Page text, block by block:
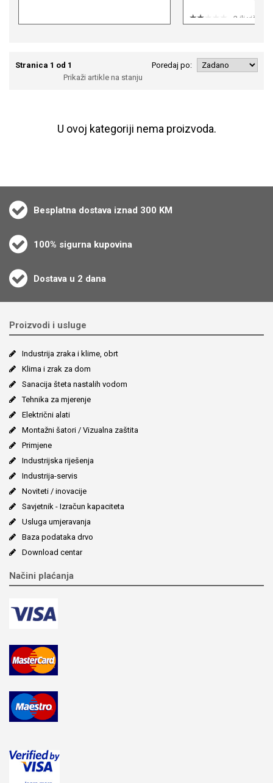
2 ili više
Stranica 1 od 1
Poredaj po:
Prikaži artikle na stanju
U ovoj kategoriji nema proizvoda.
Besplatna dostava iznad 300 KM
100% sigurna kupovina
Dostava u 2 dana
Proizvodi i usluge
Industrija zraka i klime, obrt
Klima i zrak za dom
Sanacija šteta nastalih vodom
Tehnika za mjerenje
Električni alati
Montažni šatori / Vizualna zaštita
Primjene
Industrijska riješenja
Industrija-servis
Noviteti / inovacije
Savjetnik - Izračun kapaciteta
Usluga umjeravanja
Baza podataka drvo
Download centar
Načini plaćanja